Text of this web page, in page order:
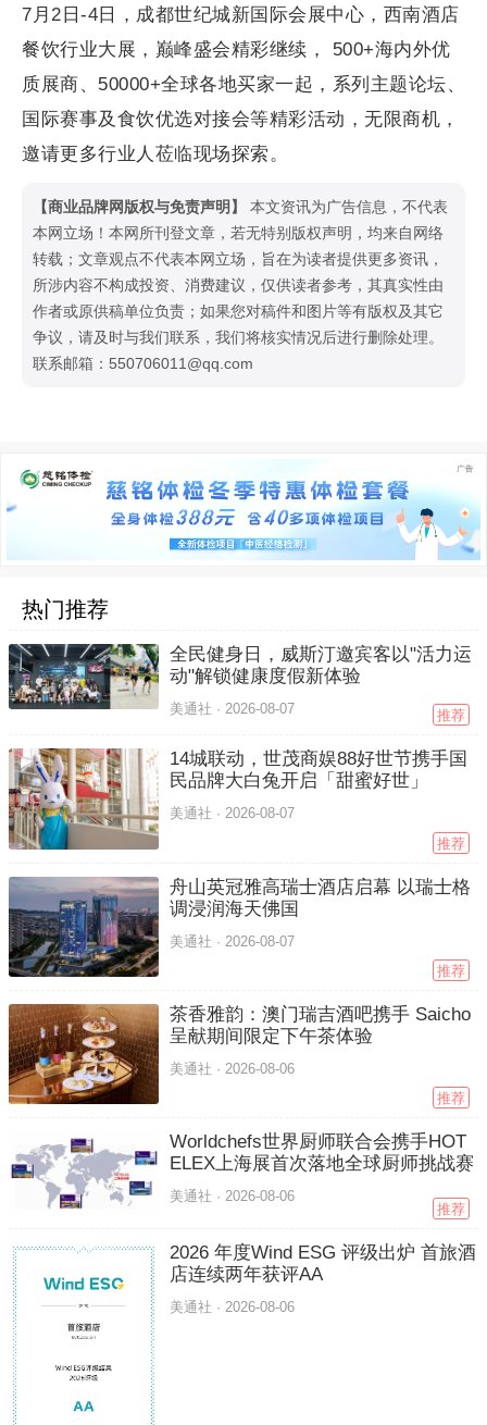
7月2日-4日，成都世纪城新国际会展中心，西南酒店
餐饮行业大展，巅峰盛会精彩继续， 500+海内外优
质展商、50000+全球各地买家一起，系列主题论坛、
国际赛事及食饮优选对接会等精彩活动，无限商机，
邀请更多行业人莅临现场探索。
【商业品牌网版权与免责声明】
本文资讯为广告信息，不代表
本网立场！本网所刊登文章，若无特别版权声明，均来自网络
转载；文章观点不代表本网立场，旨在为读者提供更多资讯，
所涉内容不构成投资、消费建议，仅供读者参考，其真实性由
作者或原供稿单位负责；如果您对稿件和图片等有版权及其它
争议，请及时与我们联系，我们将核实情况后进行删除处理。
联系邮箱：550706011@qq.com
热门推荐
全民健身日，威斯汀邀宾客以"活力运
动"解锁健康度假新体验
美通社 ·2026-08-07 推荐
14城联动，世茂商娱88好世节携手国
民品牌大白兔开启「甜蜜好世」
美通社 ·2026-08-07
推荐
舟山英冠雅高瑞士酒店启幕 以瑞士格
调浸润海天佛国
美通社 · 2026-08-07
推荐
茶香雅韵：澳门瑞吉酒吧携手 Saicho
呈献期间限定下午茶体验
美通社 · 2026-08-06
推荐
Worldchefs世界厨师联合会携手HOT
ELEX上海展首次落地全球厨师挑战赛
美通社 · 2026-08-06
推荐
2026 年度Wind ESG 评级出炉 首旅酒
店连续两年获评AA
美通社 ·2026-08-06